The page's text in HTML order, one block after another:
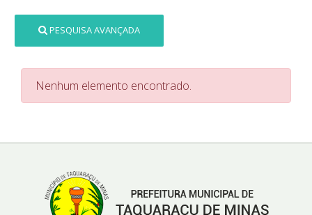
PESQUISA AVANÇADA
Nenhum elemento encontrado.